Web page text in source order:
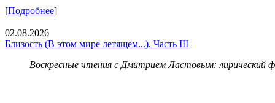
[Подробнее]
02.08.2026
Близость (В этом мире летящем...). Часть III
Воскресные чтения с Дмитрием Ластовым: лирический